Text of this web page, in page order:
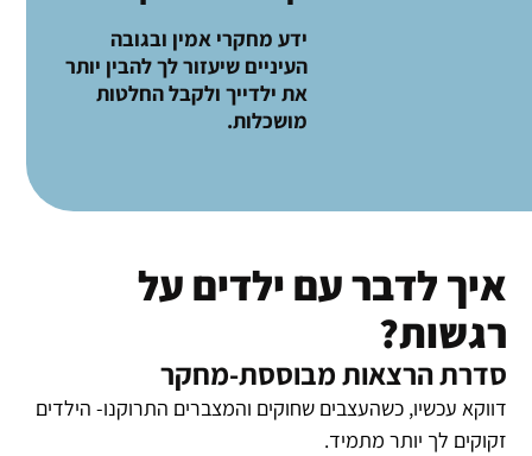
ידע מחקרי אמין ובגובה
העיניים שיעזור לך להבין יותר
את ילדייך ולקבל החלטות
מושכלות.
איך לדבר עם ילדים על
רגשות?
סדרת הרצאות מבוססת-מחקר
דווקא עכשיו, כשהעצבים שחוקים והמצברים התרוקנו- הילדים
זקוקים לך יותר מתמיד.